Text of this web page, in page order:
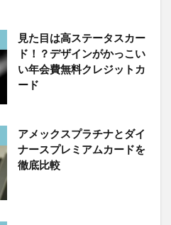
見た目は高ステータスカー
ド！？デザインがかっこい
い年会費無料クレジットカ
ード
アメックスプラチナとダイ
ナースプレミアムカードを
徹底比較